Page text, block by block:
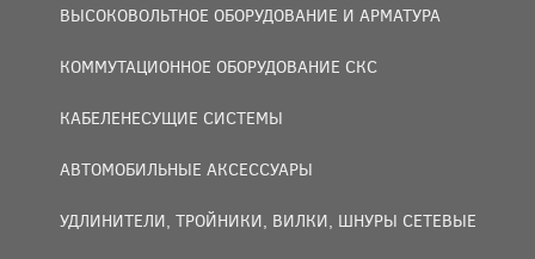
ВЫСОКОВОЛЬТНОЕ ОБОРУДОВАНИЕ И АРМАТУРА
КОММУТАЦИОННОЕ ОБОРУДОВАНИЕ СКС
КАБЕЛЕНЕСУЩИЕ СИСТЕМЫ
АВТОМОБИЛЬНЫЕ АКСЕССУАРЫ
УДЛИНИТЕЛИ, ТРОЙНИКИ, ВИЛКИ, ШНУРЫ СЕТЕВЫЕ